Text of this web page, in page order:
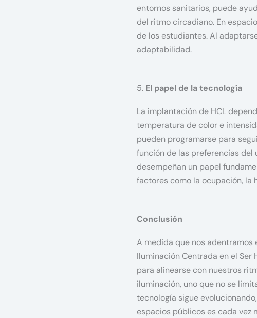
entornos sanitarios, puede
del ritmo circadiano. En
de los estudiantes. Al
adaptabilidad.
5. El papel de la tecnología
La implantación de HCL
temperatura de color e
pueden programarse para
función de las preferencias del
desempeñan un papel
factores como la ocupación, la
Conclusión
A medida que nos adentramos
Iluminación Centrada en el
para alinearse con nuestros
iluminación, uno que no se
tecnología sigue
espacios públicos es cada vez